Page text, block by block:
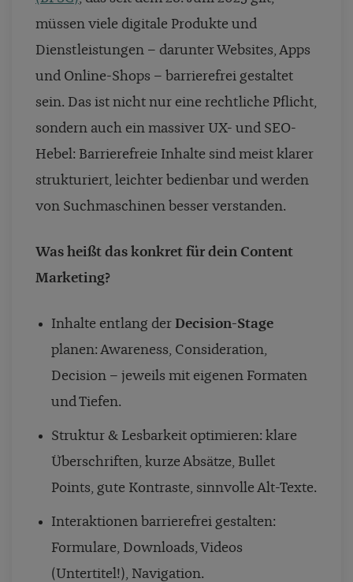
müssen viele digitale Produkte und
Dienstleistungen – darunter Websites, Apps
und Online-Shops – barrierefrei gestaltet
sein. Das ist nicht nur eine rechtliche Pflicht,
sondern auch ein massiver UX- und SEO-
Hebel: Barrierefreie Inhalte sind meist klarer
strukturiert, leichter bedienbar und werden
von Suchmaschinen besser verstanden.
Was heißt das konkret für dein Content
Marketing?
Inhalte entlang der Decision-Stage
planen: Awareness, Consideration,
Decision – jeweils mit eigenen Formaten
und Tiefen.
Struktur & Lesbarkeit optimieren: klare
Überschriften, kurze Absätze, Bullet
Points, gute Kontraste, sinnvolle Alt-Texte.
Interaktionen barrierefrei gestalten:
Formulare, Downloads, Videos
(Untertitel!), Navigation.